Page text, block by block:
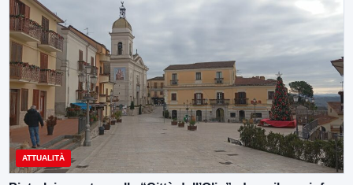
ATTUALITÀ